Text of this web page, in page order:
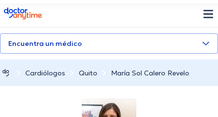
doctoranytime
Encuentra un médico
Cardiólogos Quito María Sol Calero Revelo